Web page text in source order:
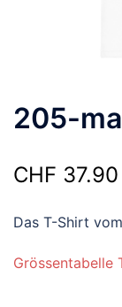
205-
CHF 37.90
Das T-Shirt
Grössentabelle